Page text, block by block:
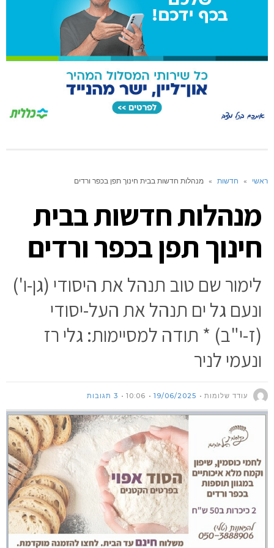
ראשי » חדשות » מנהלות חדשות בבית חינוך תפן בכפר ורדים
מנהלות חדשות בבית
חינוך תפן בכפר ורדים
לימור שם טוב תנהל את היסודי (גן-ו')
ונעם גל ים תנהל את העל-יסודי
(ז-י"ב) * תודה למסיימות: גלי רז
ונעמי לניר
עודד שלומות 19/06/2025
10:06 3 תגובות